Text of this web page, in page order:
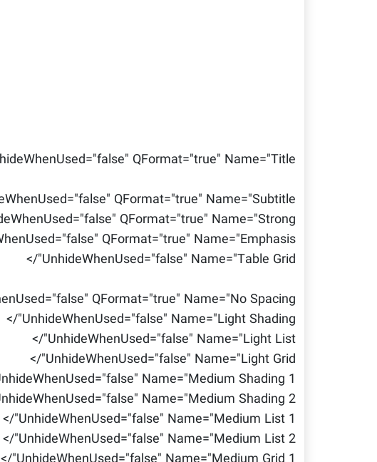
QFormat="true" Name="Title"/>
QFormat="true" Name="Subtitle"/>
QFormat="true" Name="Strong"/>
QFormat="true" Name="Emphasis"/>
UnhideWhenUsed="false" Name="Table Grid"/>
QFormat="true" Name="No Spacing"/>
UnhideWhenUsed="false" Name="Light Shading"/>
UnhideWhenUsed="false" Name="Light List"/>
UnhideWhenUsed="false" Name="Light Grid"/>
Name="Medium Shading 1"/>
Name="Medium Shading 2"/>
UnhideWhenUsed="false" Name="Medium List 1"/>
UnhideWhenUsed="false" Name="Medium List 2"/>